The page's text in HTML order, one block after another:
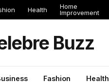
Health
Home
Improvement
Buzz
Fashion Health